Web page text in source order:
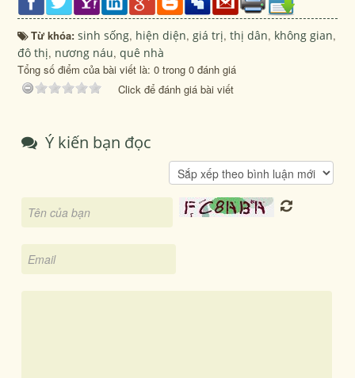
Từ khóa:sinh sống, hiện diện, giá trị,thị dân, không gian,
đô thị, nương náu,quê nhà
Tổng số điểm của bài viết là: 0 trong 0 đánh giá
Click để đánh giá bài viết
Ý kiến bạn đọc